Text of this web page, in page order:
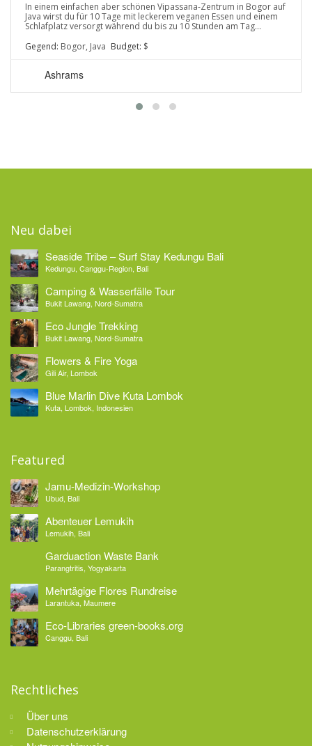
In einem einfachen aber schönen Vipassana-Zentrum in Bogor auf
Java wirst du für 10 Tage mit leckerem veganen Essen und einem
Schlafplatz versorgt während du bis zu 10 Stunden am Tag
Gegend: Bogor, Java Budget: $
Ashrams
Neu dabei
Seaside Tribe – Surf Stay Kedungu Bali
Kedungu, Canggu-Region, Bali
Camping & Wasserfälle Tour
Bukit Lawang, Nord-Sumatra
Eco Jungle Trekking
Bukit Lawang, Nord-Sumatra
Flowers & Fire Yoga
Gili Air, Lombok
Blue Marlin Dive Kuta Lombok
Kuta, Lombok, Indonesien
Featured
Jamu-Medizin-Workshop
Ubud, Bali
Abenteuer Lemukih
Lemukih, Bali
Garduaction Waste Bank
Parangtritis, Yogyakarta
Mehrtägige Flores Rundreise
Larantuka, Maumere
Eco-Libraries green-books.org
Canggu, Bali
Rechtliches
Über uns
Datenschutzerklärung